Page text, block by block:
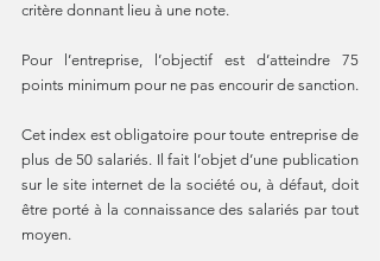
critère donnant lieu à une note.
Pour l’entreprise, l’objectif est d’atteindre 75
points minimum pour ne pas encourir de sanction.
Cet index est obligatoire pour toute entreprise de
plus de 50 salariés. Il fait l’objet d’une publication
sur le site internet de la société ou, à défaut, doit
être porté à la connaissance des salariés par tout
moyen.